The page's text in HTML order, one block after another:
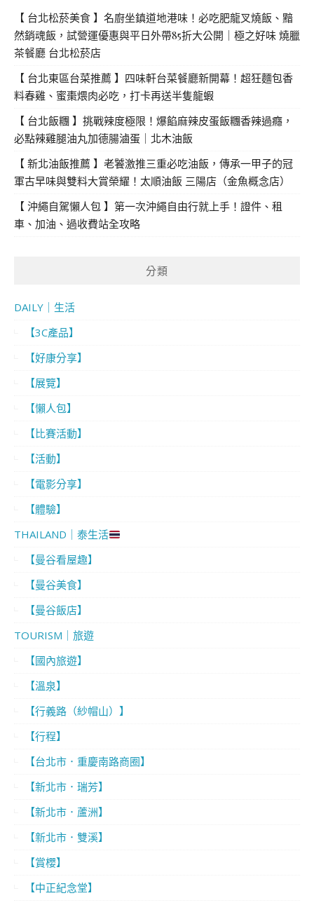
【 台北松菸美食 】名廚坐鎮道地港味！必吃肥龍叉燒飯、黯
然銷魂飯，試營運優惠與平日外帶85折大公開｜極之好味 燒臘
茶餐廳 台北松菸店
【 台北東區台菜推薦 】四味軒台菜餐廳新開幕！超狂麵包香
料春雞、蜜棗煨肉必吃，打卡再送半隻龍蝦
【 台北飯糰 】挑戰辣度極限！爆餡麻辣皮蛋飯糰香辣過癮，
必點辣雞腿油丸加德腸滷蛋｜北木油飯
【 新北油飯推薦 】老饕激推三重必吃油飯，傳承一甲子的冠
軍古早味與雙料大賞榮耀！太順油飯 三陽店（金魚概念店）
【 沖繩自駕懶人包 】第一次沖繩自由行就上手！證件、租
車、加油、過收費站全攻略
分類
DAILY｜生活
【3C產品】
【好康分享】
【展覽】
【懶人包】
【比賽活動】
【活動】
【電影分享】
【體驗】
THAILAND｜泰生活
【曼谷看屋趣】
【曼谷美食】
【曼谷飯店】
TOURISM｜旅遊
【國內旅遊】
【溫泉】
【行義路（紗帽山）】
【行程】
【台北市．重慶南路商圈】
【新北市．瑞芳】
【新北市．蘆洲】
【新北市．雙溪】
【賞櫻】
【中正紀念堂】